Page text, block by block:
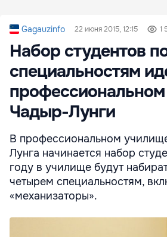
Gagauzinfo 22 июня 2015, 12:15 1
Набор студентов
специальностям
Чадыр-Лунги
В профессиональном
Лунга начинается набор
году в училище будут
четырем специальностям,
«механизаторы».